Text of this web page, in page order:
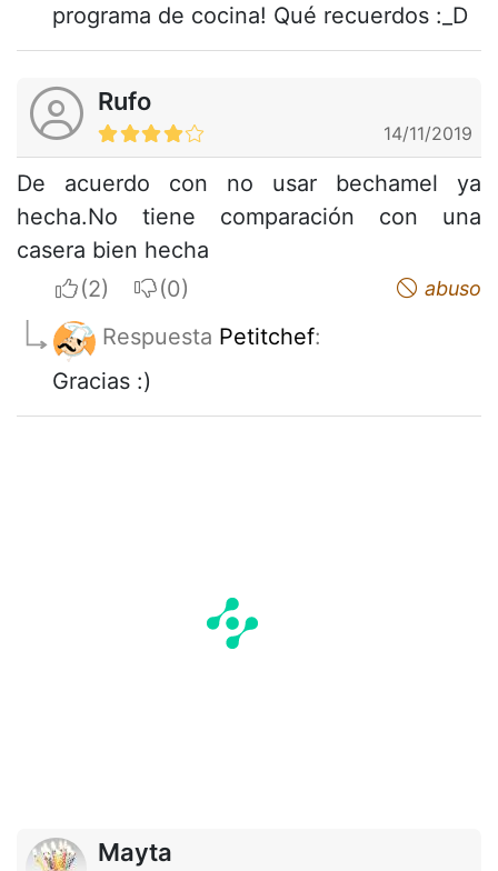
programa de cocina! Qué recuerdos :_D
Rufo
14/11/2019
De acuerdo con no usar bechamel ya
hecha.No tiene comparación con una
casera bien hecha
I apreciateI do not appreciate abuso
Respuesta Petitchef:
Gracias :)
Mayta